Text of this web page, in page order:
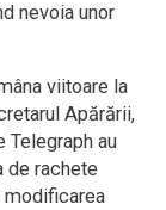
nevoia unor
viitoare la
Apărării,
au
de rachete
modificarea